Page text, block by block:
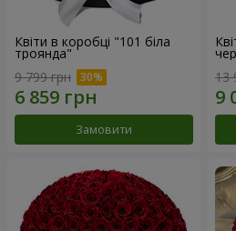
Квіти в коробці "101 біла
троянда"
9 799 грн
Замовити
13